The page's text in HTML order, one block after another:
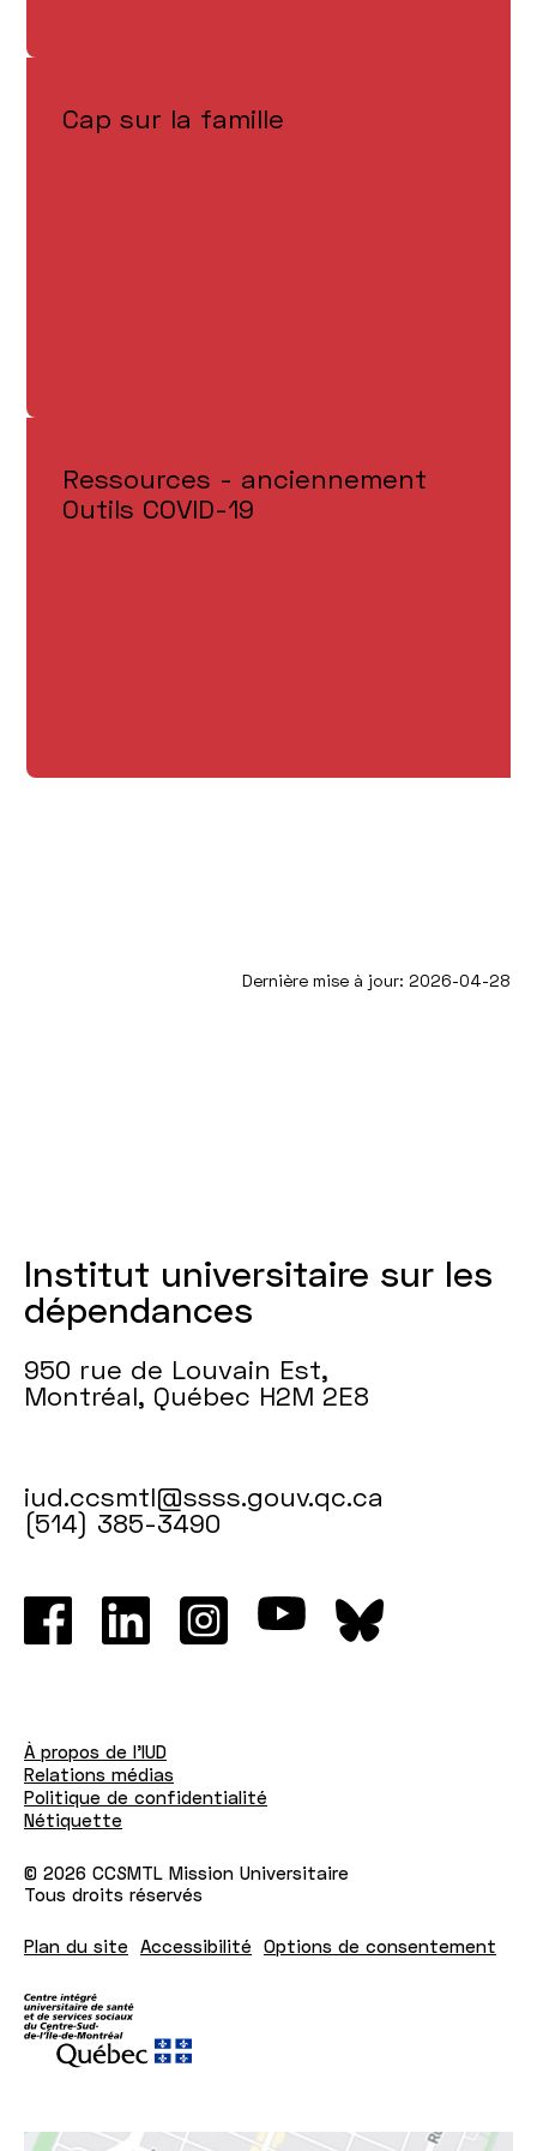
Cap sur la famille
Ressources - anciennement
Outils COVID-19
Dernière mise à jour: 2026-04-28
Institut universitaire sur les
dépendances
950 rue de Louvain Est,
Montréal, Québec H2M 2E8
iud.ccsmtl@ssss.gouv.qc.ca
(514) 385-3490
© 2026 CCSMTL Mission Universitaire
Tous droits réservés
Plan du site Accessibilité Options de consentement
À propos de l'IUD
Relations médias
Politique de confidentialité
Nétiquette